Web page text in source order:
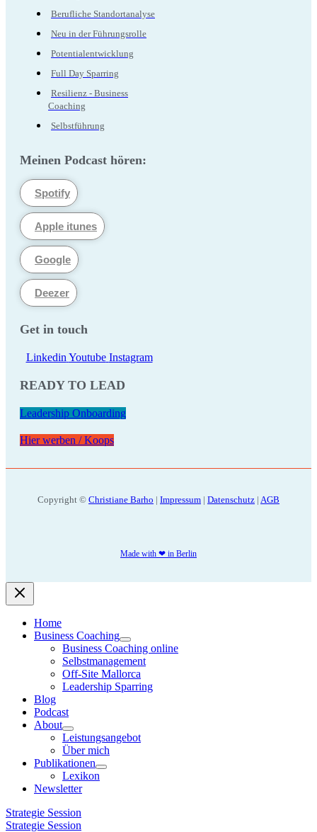
Berufliche Standortanalyse
Neu in der Führungsrolle
Potentialentwicklung
Full Day Sparring
Resilienz - Business
Coaching
Selbstführung
Meinen Podcast hören:
Spotify
Apple itunes
Google
Deezer
Get in touch
Linkedin Youtube Instagram
READY TO LEAD
Leadership Onboarding
Hier werben / Koops
Copyright © Christiane Barho | Impressum | Datenschutz | AGB
Made with ❤ in Berlin
Home
Business Coaching
Business Coaching online
Selbstmanagement
Off-Site Mallorca
Leadership Sparring
Blog
Podcast
About
Leistungsangebot
Über mich
Publikationen
Lexikon
Newsletter
Strategie Session
Strategie Session